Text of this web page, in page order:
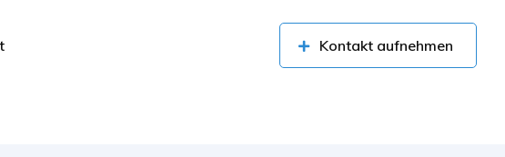
Kontakt aufnehmen